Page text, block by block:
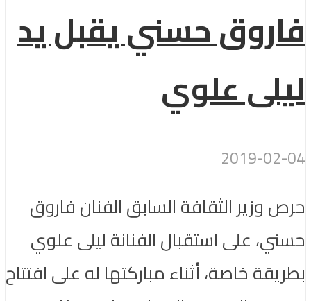
فاروق حسني يقبل يد
ليلى علوي
2019-02-04
حرص وزير الثقافة السابق الفنان فاروق
حسني، على استقبال الفنانة ليلى علوي
بطريقة خاصة، أثناء مباركتها له على افتتاح